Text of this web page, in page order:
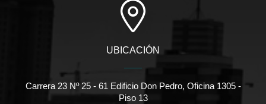
UBICACIÓN
Carrera 23 Nº 25 - 61 Edificio Don Pedro, Oficina 1305 -
Piso 13